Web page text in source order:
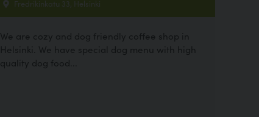
Fredrikinkatu 33, Helsinki
We are cozy and dog friendly coffee shop in
Helsinki. We have special dog menu with high
quality dog food...